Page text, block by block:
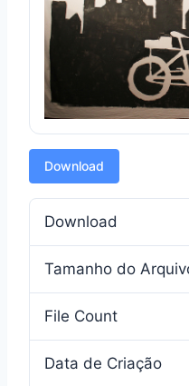
Download
Download
Tamanho do
File Count
Data de Criação